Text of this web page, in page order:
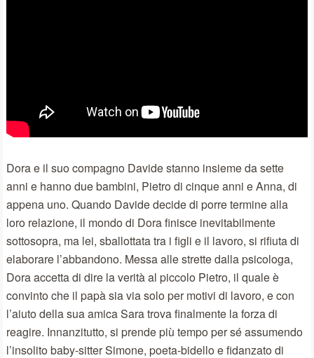
Dora e il suo compagno Davide stanno insieme da sette
anni e hanno due bambini, Pietro di cinque anni e Anna, di
appena uno. Quando Davide decide di porre termine alla
loro relazione, il mondo di Dora finisce inevitabilmente
sottosopra, ma lei, sballottata tra i figli e il lavoro, si rifiuta di
elaborare l’abbandono. Messa alle strette dalla psicologa,
Dora accetta di dire la verità al piccolo Pietro, il quale è
convinto che il papà sia via solo per motivi di lavoro, e con
l’aiuto della sua amica Sara trova finalmente la forza di
reagire. Innanzitutto, si prende più tempo per sé assumendo
l’insolito baby-sitter Simone, poeta-bidello e fidanzato di